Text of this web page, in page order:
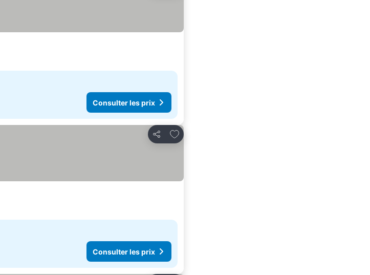
Consulter les prix
Partager
Ajouter à mes favoris
Consulter les prix